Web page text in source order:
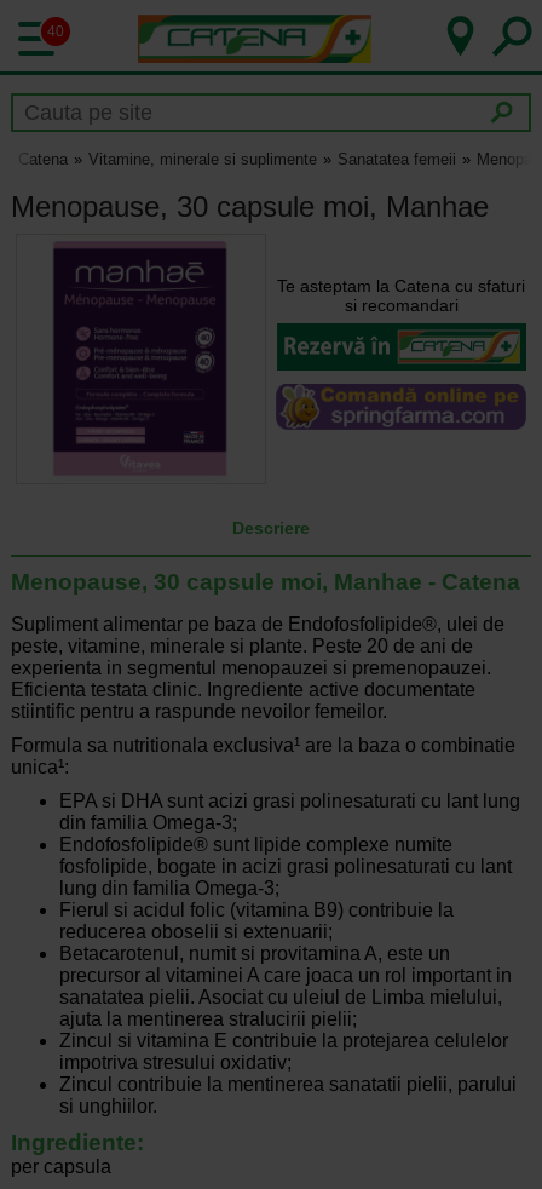
40
Catena Vitamine, minerale si suplimente Sanatatea femeii
Menopause, 30 capsule moi, Manhae
Te asteptam la Catena cu sfaturi
si recomandari
Descriere
Menopause, 30 capsule moi, Manhae - Catena
Supliment alimentar pe baza de Endofosfolipide®, ulei de
peste, vitamine, minerale si plante. Peste 20 de ani de
experienta in segmentul menopauzei si premenopauzei.
Eficienta testata clinic. Ingrediente active documentate
stiintific pentru a raspunde nevoilor femeilor.
Formula sa nutritionala exclusiva¹ are la baza o combinatie
unica¹:
EPA si DHA sunt acizi grasi polinesaturati cu lant lung
din familia Omega-3;
Endofosfolipide® sunt lipide complexe numite
fosfolipide, bogate in acizi grasi polinesaturati cu lant
lung din familia Omega-3;
Fierul si acidul folic (vitamina B9) contribuie la
reducerea oboselii si extenuarii;
Betacarotenul, numit si provitamina A, este un
precursor al vitaminei A care joaca un rol important in
sanatatea pielii. Asociat cu uleiul de Limba mielului,
ajuta la mentinerea stralucirii pielii;
Zincul si vitamina E contribuie la protejarea celulelor
impotriva stresului oxidativ;
Zincul contribuie la mentinerea sanatatii pielii, parului
si unghiilor.
Ingrediente:
per capsula